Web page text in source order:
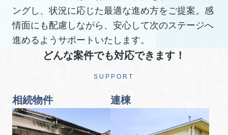
ングし、状況に応じた最適な進め方をご提案。感
情面にも配慮しながら、安心して次のステージへ
進めるようサポートいたします。
どんな案件でも対応できます！
SUPPORT
相続物件 連棟